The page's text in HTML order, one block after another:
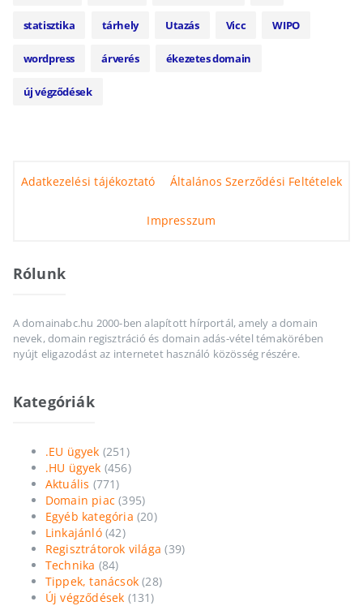
statisztika tárhely Utazás Vicc WIPO
wordpress árverés ékezetes domain
új végződések
Adatkezelési tájékoztató Általános Szerződési Feltételek
Impresszum
Rólunk
A domainabc.hu 2000-ben alapított hírportál, amely a domain
nevek, domain regisztráció és domain adás-vétel témakörében
nyújt eligazodást az internetet használó közösség részére.
Kategóriák
.EU ügyek (251)
.HU ügyek (456)
Aktuális (771)
Domain piac (395)
Egyéb kategória (20)
Linkajánló(42)
Regisztrátorok világa (39)
Technika (84)
Tippek, tanácsok (28)
Új végződések (131)